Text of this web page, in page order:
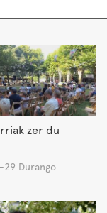
zer du
Durango